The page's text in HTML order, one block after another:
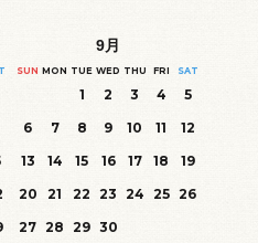
9月
SUN MON TUE WED THU FRI SAT
1 2 3 4
5
6
7 8 9 10 11
12
13
14 15 16 17 18
19
20
21 22 23 24 25 26
27 28 29 30